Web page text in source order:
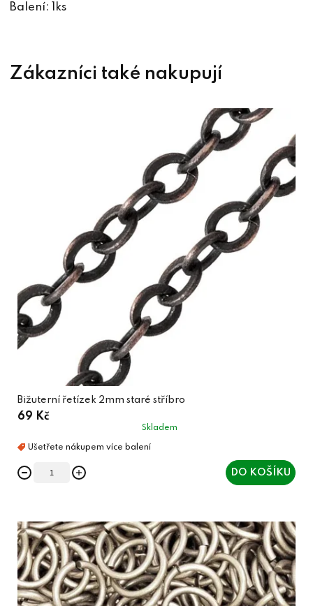
Balení: 1ks
Bižuterní řetízek 2mm staré stříbro
69 Kč
Skladem
DO KOŠÍKU